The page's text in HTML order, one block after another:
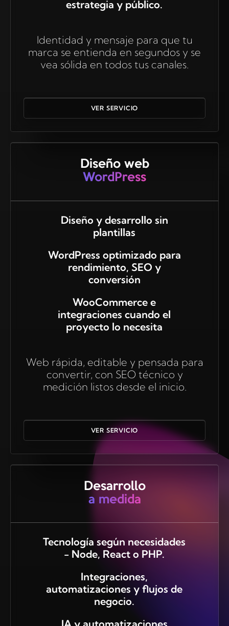
estrategia y público.
Identidad y mensaje para que tu
marca se entienda en segundos y se
vea sólida en todos tus canales.
VER SERVICIO
Diseño web
WordPress
Diseño y desarrollo sin
plantillas
WordPress optimizado para
rendimiento, SEO y
conversión
WooCommerce e
integraciones cuando el
proyecto lo necesita
Web rápida, editable y pensada para
convertir, con SEO técnico y
medición listos desde el inicio.
VER SERVICIO
Desarrollo
a medida
Tecnología según necesidades
- Node, React o PHP.
Integraciones,
automatizaciones y flujos de
negocio.